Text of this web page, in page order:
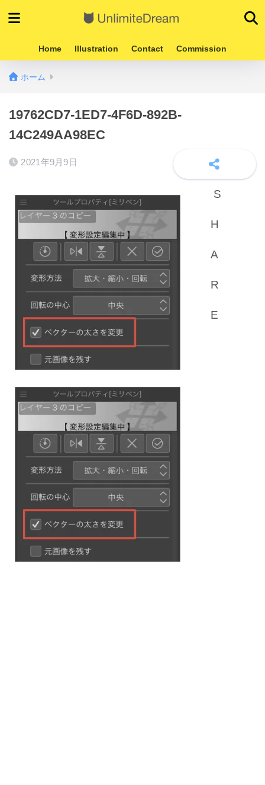
Home Illustration Contact Commission
ホーム
19762CD7-1ED7-4F6D-892B-
14C249AA98EC
2021年9月9日